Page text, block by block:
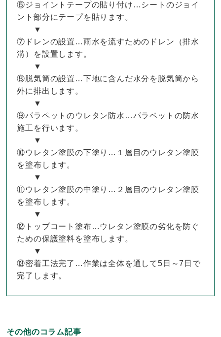
⑥ジョイントテープの貼り付け…シートのジョイ
ント部分にテープを貼ります。
▼
⑦ドレンの設置…雨水を流すためのドレン（排水
溝）を設置します。
▼
⑧脱気筒の設置…下地に含んだ水分を脱気筒から
外に排出します。
▼
⑨パラペットのウレタン防水…パラペットの防水
施工を行います。
▼
⑩ウレタン塗膜の下塗り…１層目のウレタン塗膜
を塗布します。
▼
⑪ウレタン塗膜の中塗り…２層目のウレタン塗膜
を塗布します。
▼
⑫トップコート塗布…ウレタン塗膜の劣化を防ぐ
ための保護塗料を塗布します。
▼
⑬密着工法完了…作業は全体を通して5日～7日で
完了します。
その他のコラム記事